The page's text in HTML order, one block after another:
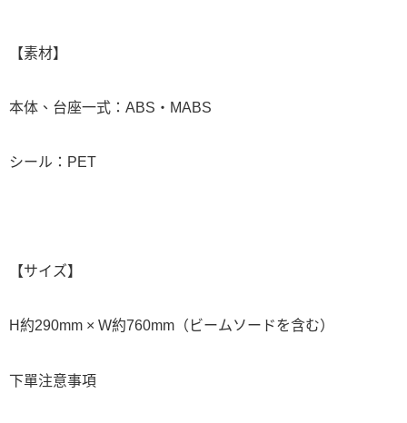
【素材】
本体、台座一式：ABS・MABS
シール：PET
【サイズ】
H約290mm × W約760mm（ビームソードを含む）
下單注意事項